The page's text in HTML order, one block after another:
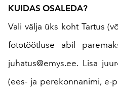
KUIDAS OSALEDA?
Vali välja üks koht Tartus
fototöötluse abil
juhatus@emys.ee. Lisa
(ees- ja perekonnanimi, e-